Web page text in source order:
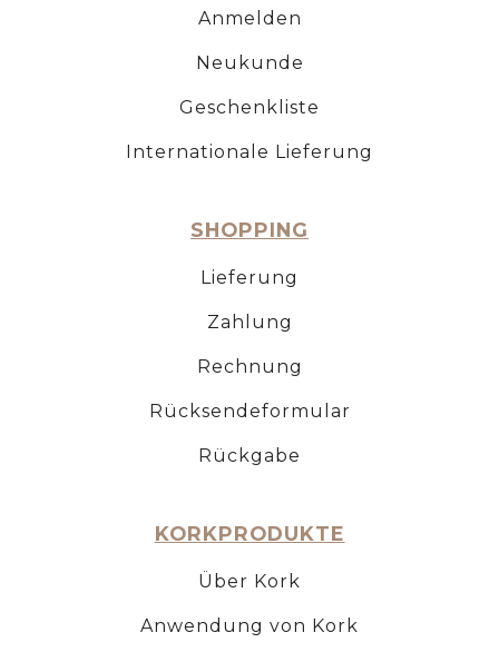
Anmelden
Neukunde
Geschenkliste
Internationale Lieferung
SHOPPING
Lieferung
Zahlung
Rechnung
Rücksendeformular
Rückgabe
KORKPRODUKTE
Über Kork
Anwendung von Kork